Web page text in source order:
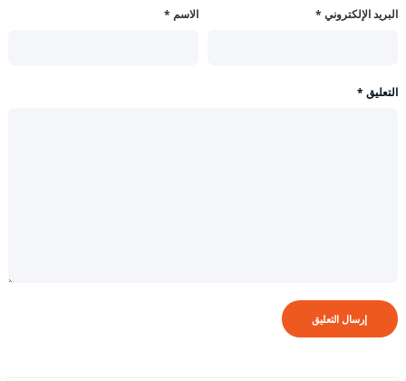
الاسم * البريد الإلكتروني *
التعليق *